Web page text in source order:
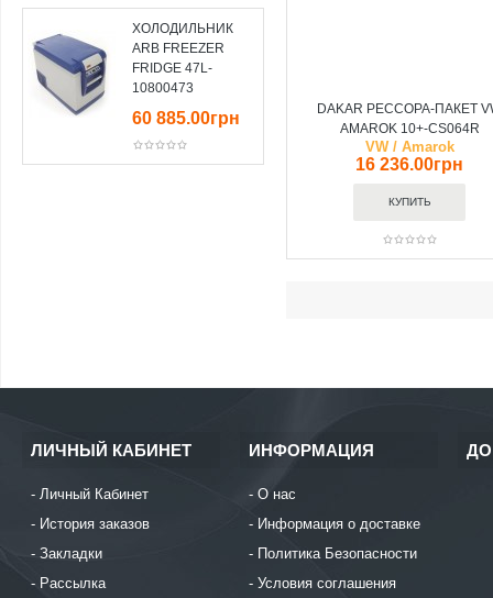
ХОЛОДИЛЬНИК
ARB FREEZER
FRIDGE 47L-
10800473
60 885.00грн
DAKAR РЕССОРА-ПАКЕТ
AMAROK 10+-CS064R
VW / Amarok
16 236.00грн
ЛИЧНЫЙ КАБИНЕТ
Личный Кабинет
История заказов
Закладки
Рассылка
ИНФОРМАЦИЯ
О нас
Информация о доставке
Политика Безопасности
Условия соглашения